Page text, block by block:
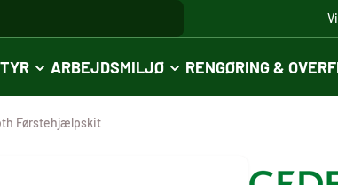
ARBEJDSMILJØ RENGØRING &
Førstehjælpskit